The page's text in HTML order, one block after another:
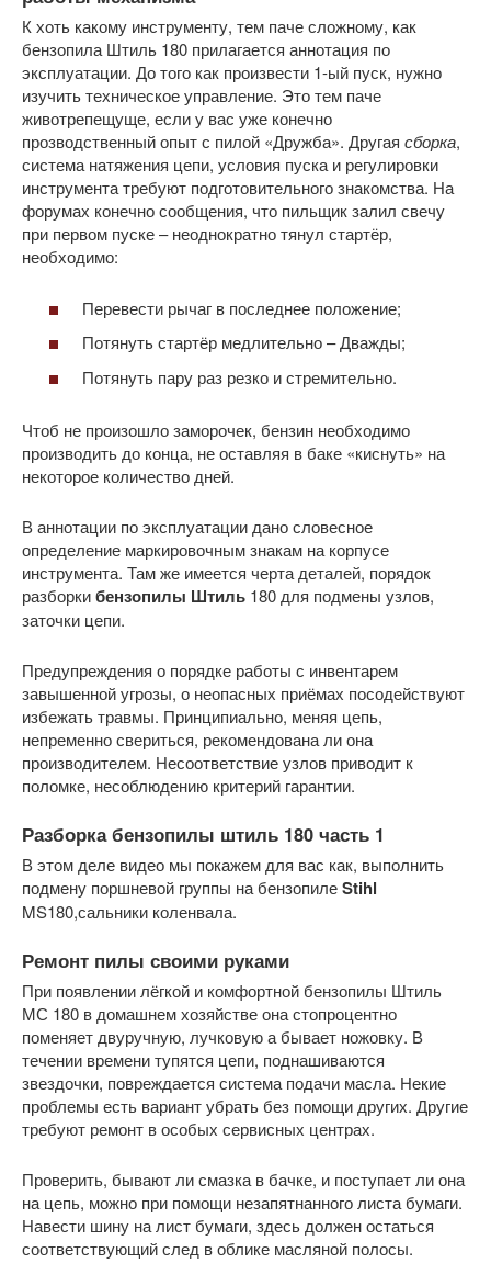
К хоть какому инструменту, тем паче сложному, как
бензопила Штиль 180 прилагается аннотация по
эксплуатации. До того как произвести 1-ый пуск, нужно
изучить техническое управление. Это тем паче
животрепещуще, если у вас уже конечно
прозводственный опыт с пилой «Дружба». Другая сборка,
система натяжения цепи, условия пуска и регулировки
инструмента требуют подготовительного знакомства. На
форумах конечно сообщения, что пильщик залил свечу
при первом пуске – неоднократно тянул стартёр,
необходимо:
Перевести рычаг в последнее положение;
Потянуть стартёр медлительно – Дважды;
Потянуть пару раз резко и стремительно.
Чтоб не произошло заморочек, бензин необходимо
производить до конца, не оставляя в баке «киснуть» на
некоторое количество дней.
В аннотации по эксплуатации дано словесное
определение маркировочным знакам на корпусе
инструмента. Там же имеется черта деталей, порядок
разборкибензопилы Штиль 180 для подмены узлов,
заточки цепи.
Предупреждения о порядке работы с инвентарем
завышенной угрозы, о неопасных приёмах посодействуют
избежать травмы. Принципиально, меняя цепь,
непременно свериться, рекомендована ли она
производителем. Несоответствие узлов приводит к
поломке, несоблюдению критерий гарантии.
Разборка бензопилы штиль 180 часть 1
В этом деле видео мы покажем для вас как, выполнить
подмену поршневой группы на бензопилеStihl
MS180,сальники коленвала.
Ремонт пилы своими руками
При появлении лёгкой и комфортной бензопилы Штиль
МС 180 в домашнем хозяйстве она стопроцентно
поменяет двуручную, лучковую а бывает ножовку. В
течении времени тупятся цепи, поднашиваются
звездочки, повреждается система подачи масла. Некие
проблемы есть вариант убрать без помощи других. Другие
требуют ремонт в особых сервисных центрах.
Проверить, бывают ли смазка в бачке, и поступает ли она
на цепь, можно при помощи незапятнанного листа бумаги.
Навести шину на лист бумаги, здесь должен остаться
соответствующий след в облике масляной полосы.